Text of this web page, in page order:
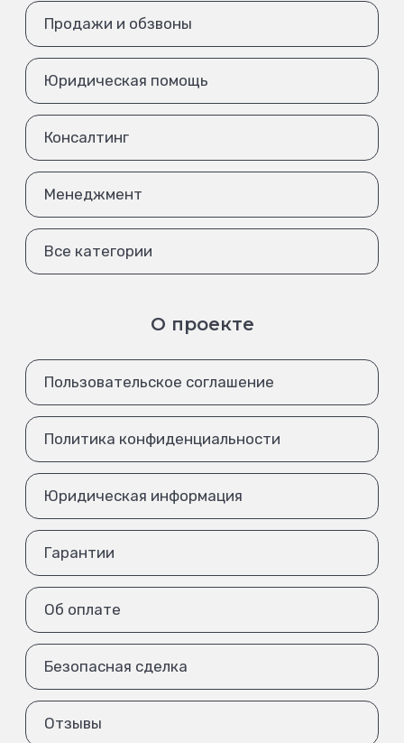
Продажи и обзвоны
Юридическая помощь
Консалтинг
Менеджмент
Все категории
О проекте
Пользовательское соглашение
Политика конфиденциальности
Юридическая информация
Гарантии
Об оплате
Безопасная сделка
Отзывы